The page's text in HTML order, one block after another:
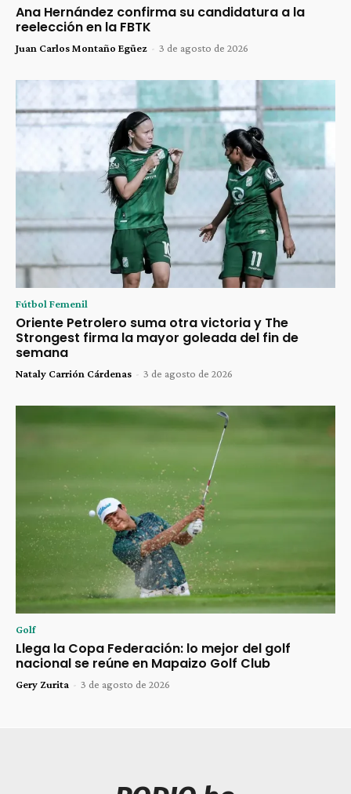
Ana Hernández confirma su candidatura a la
reelección en la FBTK
Juan Carlos Montaño Egüez - 3 de agosto de 2026
Fútbol Femenil
Oriente Petrolero suma otra victoria y The
Strongest firma la mayor goleada del fin de
semana
Nataly Carrión Cárdenas - 3 de agosto de 2026
Golf
Llega la Copa Federación: lo mejor del golf
nacional se reúne en Mapaizo Golf Club
Gery Zurita - 3 de agosto de 2026